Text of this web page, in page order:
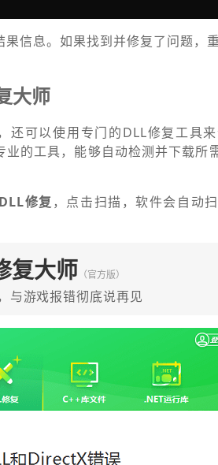
信息。如果找到并修复了问题，
大师
还可以使用专门的DLL修复工具
业的工具，能够自动检测并下载所
DLL修复 ，点击扫描，软件会自动
复大师 （官方版）
与游戏报错彻底说再见